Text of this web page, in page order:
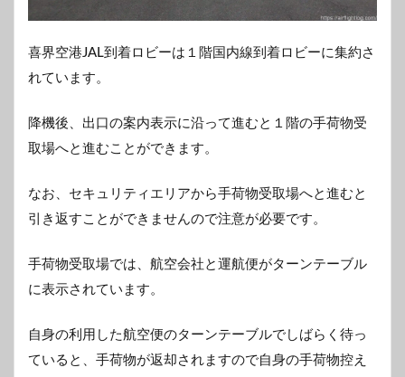
喜界空港JAL到着ロビーは１階国内線到着ロビーに集約さ
れています。
降機後、出口の案内表示に沿って進むと１階の手荷物受
取場へと進むことができます。
なお、セキュリティエリアから手荷物受取場へと進むと
引き返すことができませんので注意が必要です。
手荷物受取場では、航空会社と運航便がターンテーブル
に表示されています。
自身の利用した航空便のターンテーブルでしばらく待っ
ていると、手荷物が返却されますので自身の手荷物控え